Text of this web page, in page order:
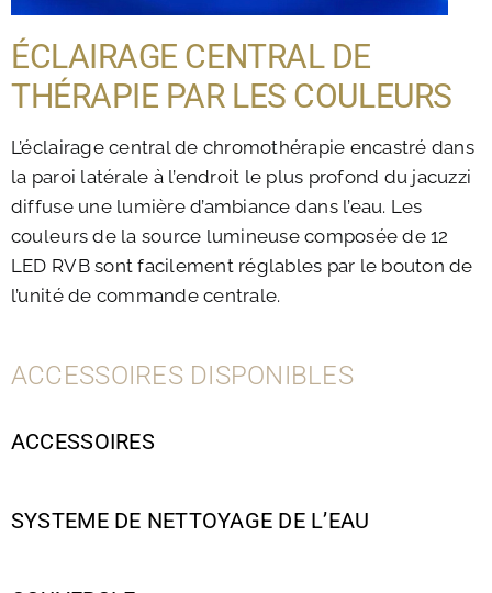
ÉCLAIRAGE CENTRAL DE
THÉRAPIE PAR LES COULEURS
L’éclairage central de chromothérapie encastré dans
la paroi latérale à l’endroit le plus profond du jacuzzi
diffuse une lumière d’ambiance dans l’eau. Les
couleurs de la source lumineuse composée de 12
LED RVB sont facilement réglables par le bouton de
l’unité de commande centrale.
ACCESSOIRES DISPONIBLES
ACCESSOIRES
SYSTEME DE NETTOYAGE DE L’EAU